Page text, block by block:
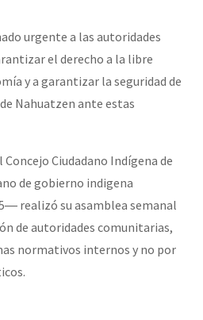
urgente a las autoridades
el derecho a la libre
y a garantizar la seguridad de
Nahuatzen ante estas
Concejo Ciudadano Indígena de
de gobierno indigena
realizó su asamblea semanal
de autoridades comunitarias,
normativos internos y no por